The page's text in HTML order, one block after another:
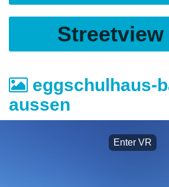
Streetview
eggschulhaus-
aussen